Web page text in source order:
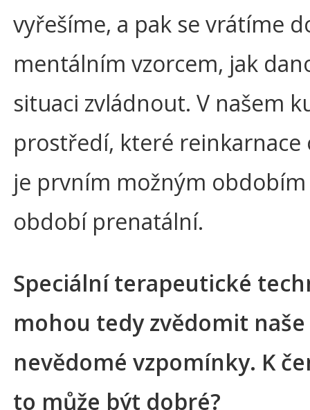
vyřešíme, a pak se vrátíme
mentálním vzorcem, jak
situaci zvládnout. V našem
prostředí, které reinkarnace
je prvním možným
období prenatální.
Speciální terapeutické
mohou tedy zvědomit
nevědomé vzpomínky. K
to může být dobré?